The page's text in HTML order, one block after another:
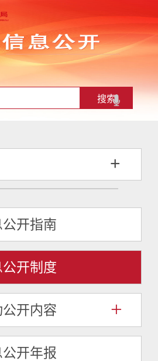
+
开指南
开制度
开内容 +
开年报